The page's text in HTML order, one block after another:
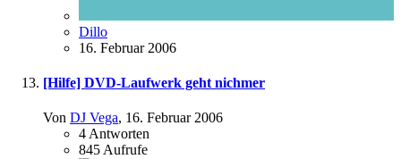
Dillo
16. Februar 2006
[Hilfe] DVD-Laufwerk geht nichmer
Von DJ Vega, 16. Februar 2006
4Antworten
845Aufrufe